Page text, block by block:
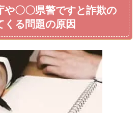
〇〇県警ですと詐欺の
くる問題の原因